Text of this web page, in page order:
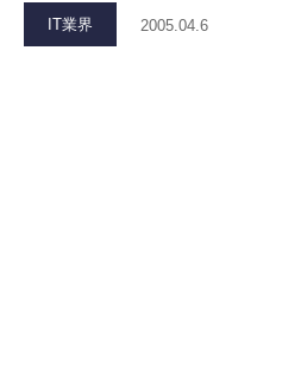
IT業界 2005.04.6